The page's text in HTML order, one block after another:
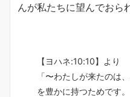
んが私たちに望んでおら
【ヨハネ:10:10】より
「〜わたしが来たのは
を豊かに持つためです。